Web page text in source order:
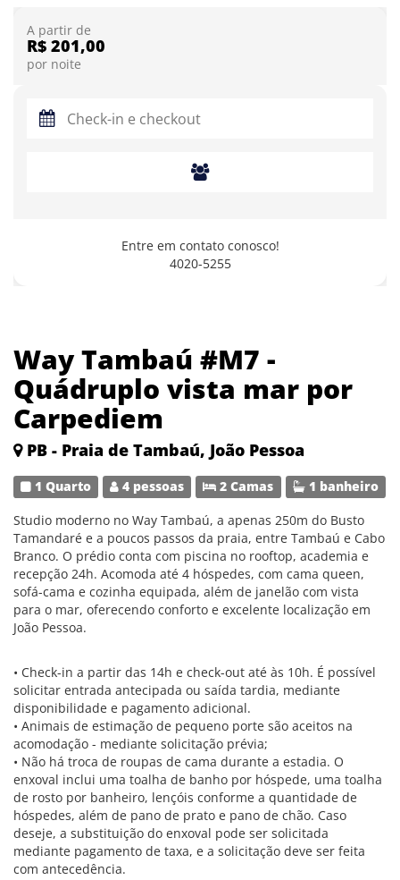
Way Tambaú #M7 -
Quádruplo vista mar por
Carpediem
PB - Praia de Tambaú, João Pessoa
1 Quarto 4 pessoas 2 Camas 1 banheiro
Studio moderno no Way Tambaú, a apenas 250m do Busto
Tamandaré e a poucos passos da praia, entre Tambaú e Cabo
Branco. O prédio conta com piscina no rooftop, academia e
recepção 24h. Acomoda até 4 hóspedes, com cama queen,
sofá-cama e cozinha equipada, além de janelão com vista
para o mar, oferecendo conforto e excelente localização em
João Pessoa.
• Check-in a partir das 14h e check-out até às 10h. É possível
solicitar entrada antecipada ou saída tardia, mediante
disponibilidade e pagamento adicional.
• Animais de estimação de pequeno porte são aceitos na
acomodação - mediante solicitação prévia;
• Não há troca de roupas de cama durante a estadia. O
enxoval inclui uma toalha de banho por hóspede, uma toalha
de rosto por banheiro, lençóis conforme a quantidade de
hóspedes, além de pano de prato e pano de chão. Caso
deseje, a substituição do enxoval pode ser solicitada
mediante pagamento de taxa, e a solicitação deve ser feita
com antecedência.
A partir de
R$ 201,00
por noite
Entre em contato conosco!
4020-5255